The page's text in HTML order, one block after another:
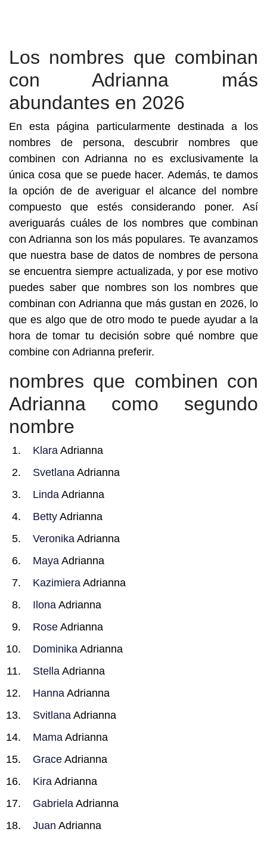
Los nombres que combinan
con Adrianna más
abundantes en 2026
En esta página particularmente destinada a los
nombres de persona, descubrir nombres que
combinen con Adrianna no es exclusivamente la
única cosa que se puede hacer. Además, te damos
la opción de de averiguar el alcance del nombre
compuesto que estés considerando poner. Así
averiguarás cuáles de los nombres que combinan
con Adrianna son los más populares. Te avanzamos
que nuestra base de datos de nombres de persona
se encuentra siempre actualizada, y por ese motivo
puedes saber que nombres son los nombres que
combinan con Adrianna que más gustan en 2026, lo
que es algo que de otro modo te puede ayudar a la
hora de tomar tu decisión sobre qué nombre que
combine con Adrianna preferir.
nombres que combinen con
Adrianna como segundo
nombre
Klara Adrianna
Svetlana Adrianna
Linda Adrianna
Betty Adrianna
Veronika Adrianna
Maya Adrianna
Kazimiera Adrianna
Ilona Adrianna
Rose Adrianna
Dominika Adrianna
Stella Adrianna
Hanna Adrianna
Svitlana Adrianna
Mama Adrianna
Grace Adrianna
Kira Adrianna
Gabriela Adrianna
Juan Adrianna